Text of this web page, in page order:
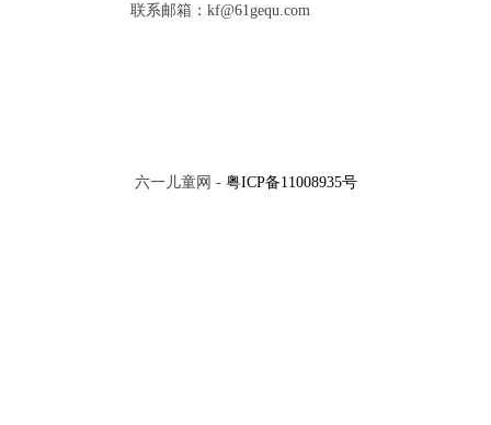
联系邮箱：kf@61gequ.com
六一儿童网 - 粤ICP备11008935号